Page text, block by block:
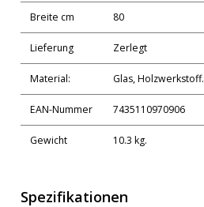
Breite cm 80
Lieferung Zerlegt
Material: Glas, Holzwerkstoff.
EAN-Nummer 7435110970906
Gewicht 10.3 kg.
Spezifikationen